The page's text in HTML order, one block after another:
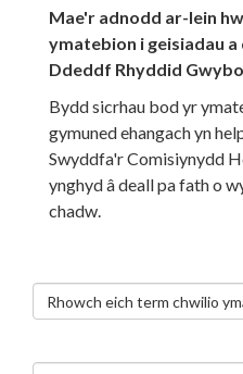
Mae'r adnodd ar-lein
ymatebion i geisiadau
Ddeddf Rhyddid
Bydd sicrhau bod yr
gymuned ehangach yn
Swyddfa'r Comisiynydd
ynghyd â deall pa fath o
chadw.